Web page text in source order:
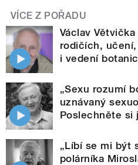
VÍCE Z POŘADU
Václav
rodičích,
i vedení
„Sexu rozumí
uznávaný
Poslechněte si
„Líbí se mi být
polárníka